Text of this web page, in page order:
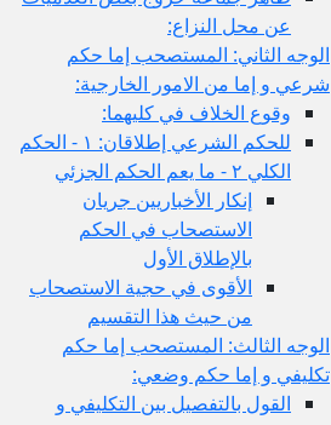
عن محل النزاع:
الوجه الثاني: المستصحب إما حكم
شرعي و إما من الامور الخارجية:
وقوع الخلاف في كليهما:
للحكم الشرعي إطلاقان: ١ - الحكم
الكلي ٢ - ما يعم الحكم الجزئي
إنكار الأخباريين جريان
الاستصحاب في الحكم
بالإطلاق الأول
الأقوى في حجية الاستصحاب
من حيث هذا التقسيم
الوجه الثالث: المستصحب إما حكم
تكليفي و إما حكم وضعي:
القول بالتفصيل بين التكليفي و